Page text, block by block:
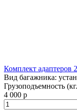
Комплект адаптеров
Вид багажника:
Грузоподъемность
4 000 р